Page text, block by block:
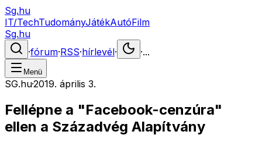
Sg.hu
IT/TechTudományJátékAutóFilm
Sg.hu
·fórum·RSS·hírlevél· ·...
Menü
SG.hu·2019. április 3.
Fellépne a "Facebook-cenzúra"
ellen a Századvég Alapítvány